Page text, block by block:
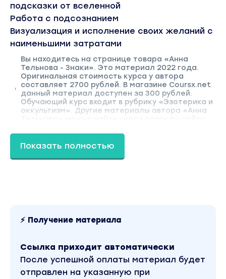
подсказки от вселенной
Работа с подсознанием
Визуализация и исполнение своих желаний с
наименьшими затратами
Вы находитесь на странице товара «Анна
Тельнова - Знаки». Это материал 2022 года.
Оригинальная стоимость курса у автора
составляет 2700 рублей. В магазине Coursx.net
данный материал доступен за 300 рублей.
Обучающий курс входит в рубрику «Эзотерика и
оккультизм». Другие материалы автора «Анна
Показать полностью
⚡ Получение материала
Ссылка приходит автоматически
После успешной оплаты материал будет
отправлен на указанную при